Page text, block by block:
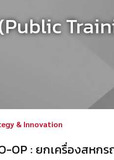
& Innovation
OP : ยกเครื่องส